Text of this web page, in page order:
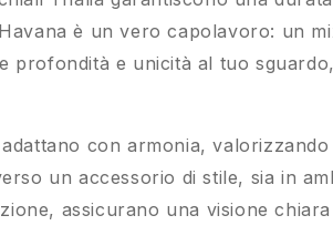
è un vero capolavoro: un
profondità e unicità al tuo
con armonia,
un accessorio di stile, sia in
assicurano una visione